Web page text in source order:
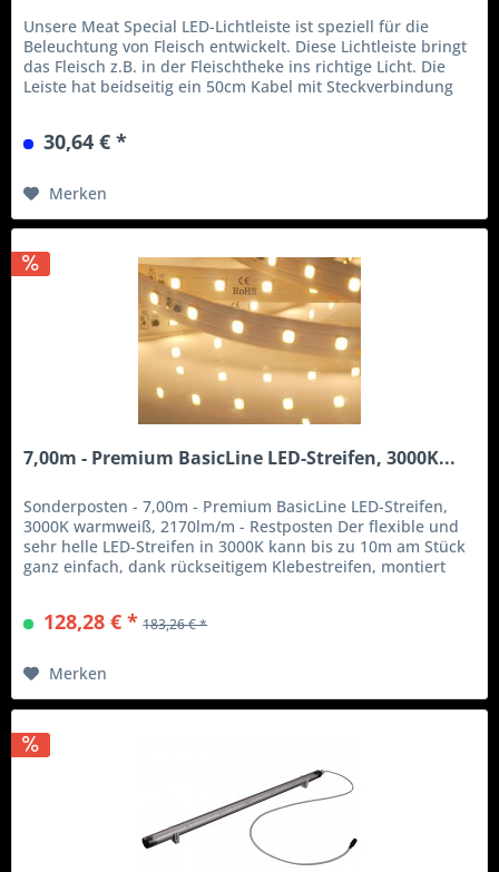
Unsere Meat Special LED-Lichtleiste ist speziell für die
Beleuchtung von Fleisch entwickelt. Diese Lichtleiste bringt
das Fleisch z.B. in der Fleischtheke ins richtige Licht. Die
Leiste hat beidseitig ein 50cm Kabel mit Steckverbindung
Fleischtheke - meat color -...
30,64 € *
Merken
7,00m - Premium BasicLine LED-Streifen, 3000K...
Sonderposten - 7,00m - Premium BasicLine LED-Streifen,
3000K warmweiß, 2170lm/m - Restposten Der flexible und
sehr helle LED-Streifen in 3000K kann bis zu 10m am Stück
ganz einfach, dank rückseitigem Klebestreifen, montiert
ein homogenes Lichtband. Die LEDs sind mit...
128,28 € * 183,26 € *
Merken